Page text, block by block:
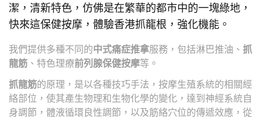
潔，清新特色，仿佛是在繁華的都市中的一塊綠地，
快來這保健按摩，體驗香港抓龍根，強化機能。
我們提供多種不同的中式痛症推拿服務，包括淋巴推油、 抓
龍筋 、特色理療前列腺保健按摩等。
抓龍筋的原理，是以各種技巧手法，按摩生殖系統的相關經
絡部位，使其產生物理和生物化學的變化，達到神經系統自
身調節，體液循環良性調節，以及筋絡穴位的傳遞效應，從